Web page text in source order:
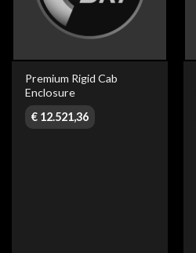
Premium Rigid Cab
Enclosure
€12.521,36